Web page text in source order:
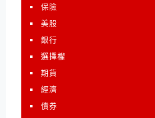
保險
美股
銀行
選擇權
期貨
經濟
債券